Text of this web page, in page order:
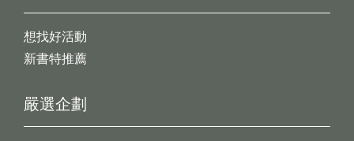
想找好活動
新書特推薦
嚴選企劃